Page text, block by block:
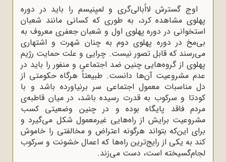
اوج گسترش لااُبالی‌گری و لمپنیسم را باید در دوره
پهلوی مشاهده کرد، به طوری که کسانی مانند شعبان
استخوانی در دوره پهلوی اول و شعبان جعفری معروف به
بی‌مخ در دوره پهلوی دوم به چنان شهرت و اشتهاری
می‌رسند که قابل تصور نیست. چرایی و علت حمایت رژیم
پهلوی از گروه‌هایی چنین ضد اجتماعی و منفور را باید در
عدم مشروعیت آن‌ها دانست. طبیعتاً هرگاه حکومتی از
دل مناسبات معمول اجتماعی سر برنیاورده باشد و با
کودتا و سرکوب به قدرت رسیده باشد، در میان قاطبه‌ی
مردم فاقد پایگاه بوده و در چنین وضعیتی کسب
مشروعیت برایش از راه‌هایی غیرمعمول شکل می‌گیرد و
برای این‌که بتواند هرگونه اعتراض و مخالفتی را خاموش
کند به یکی از رایج‌ترین راه‌ها که اعمال خشونت و سرکوب
لجام‌گسیخته است، دست می‌زند.